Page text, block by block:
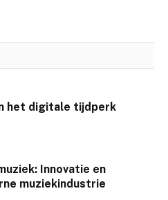
het digitale tijdperk
Innovatie en
muziekindustrie